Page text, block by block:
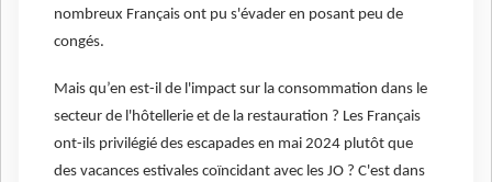
nombreux Français ont pu s'évader en posant peu de
congés.
Mais qu’en est-il de l'impact sur la consommation dans le
secteur de l'hôtellerie et de la restauration ? Les Français
ont-ils privilégié des escapades en mai 2024 plutôt que
des vacances estivales coïncidant avec les JO ? C'est dans